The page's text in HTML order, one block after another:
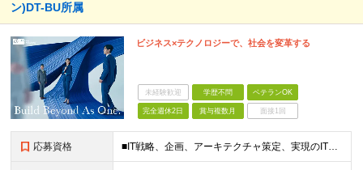
ン)DT-BU所属
ビジネス×テクノロジーで、社会を変革する
未経験歓迎 学歴不問 ベテランOK
完全週休2日 賞与複数月 面接1回
応募資格 ■IT戦略、企画、アーキテクチャ策定、実現のITライフサイクルに関わる実務経験3年以上 ■学歴不問